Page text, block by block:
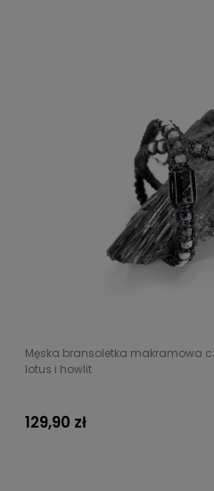
Męska bransoletka makramowa
lotus i howlit
129,90 zł